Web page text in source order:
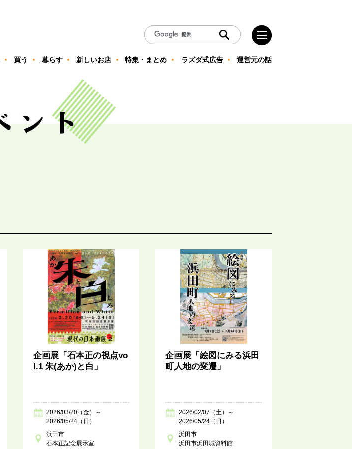
買う 暮らす 新しいお店 特集・まとめ ラズダ式広告 運営元の話
企画展「石本正の視点vo
l.1 朱(あか)と白」
2026/03/20（金）～
2026/05/24（日）
浜田市
石本正記念展示室
企画展「絵図にみる浜田
町人地の変遷」
2026/02/07（土）～
2026/05/24（日）
浜田市
浜田市浜田城資料館